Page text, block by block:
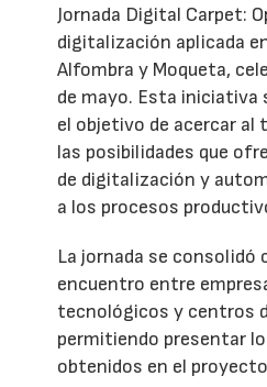
Jornada Digital Carpet:
digitalización aplicada
Alfombra y Moqueta,
de mayo. Esta iniciativa
el objetivo de acercar al
las posibilidades que
de digitalización y
a los procesos
La jornada se consolidó
encuentro entre
tecnológicos y centros
permitiendo presentar
obtenidos en el